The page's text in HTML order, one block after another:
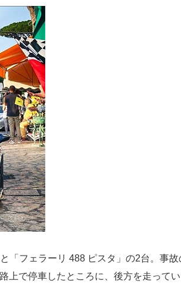
「フェラーリ 488 ピスタ」の2台。事故
上で停車したところに、後方を走って